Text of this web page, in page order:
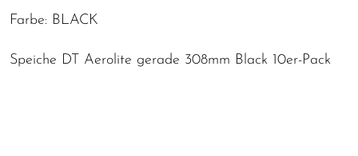
Farbe: BLACK
Speiche DT Aerolite gerade 308mm Black 10er-Pack